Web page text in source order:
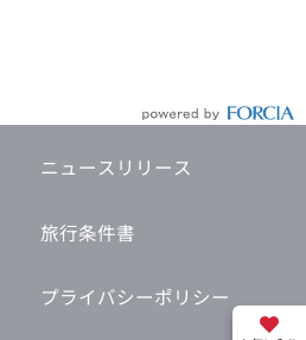
ニュースリリース
旅行条件書
プライバシーポリシー